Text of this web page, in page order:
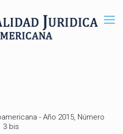
- Año 2015, Número
3 bis